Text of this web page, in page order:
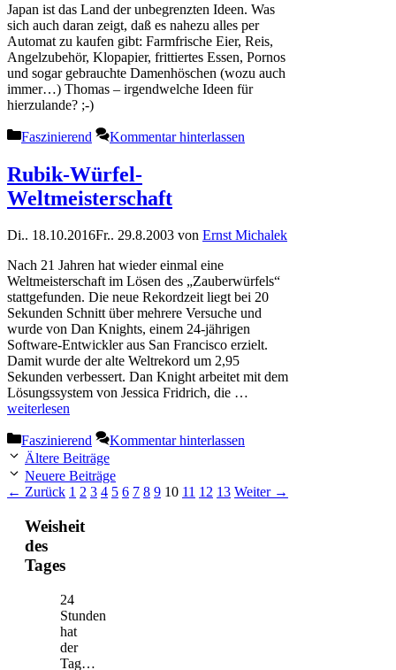
Japan ist das Land der unbegrenzten Ideen. Was
sich auch daran zeigt, daß es nahezu alles per
Automat zu kaufen gibt: Farmfrische Eier, Reis,
Angelzubehör, Klopapier, frittiertes Essen, Pornos
und sogar gebrauchte Damenhöschen (wozu auch
immer…) Thomas – irgendwelche Ideen für
hierzulande? ;-)
Kategorien
Faszinierend Kommentar hinterlassen
Rubik-Würfel-
Weltmeisterschaft
Di.. 18.10.2016Fr.. 29.8.2003 von Ernst Michalek
Nach 21 Jahren hat wieder einmal eine
Weltmeisterschaft im Lösen des „Zauberwürfels“
stattgefunden. Die neue Rekordzeit liegt bei 20
Sekunden Schnitt über mehrere Versuche und
wurde von Dan Knights, einem 24-jährigen
Software-Entwickler aus San Francisco erzielt.
Damit wurde der alte Weltrekord um 2,95
Sekunden verbessert. Dan Knight arbeitet mit dem
Lösungssystem von Jessica Fridrich, die …
weiterlesen
Kategorien
Faszinierend
Kommentar hinterlassen
Ältere Beiträge
Neuere Beiträge
← Zurück Seite
1 Seite
2 Seite
3 Seite
4 Seite
5 Seite
6 Seite
7 Seite
8 Seite
9 Seite
10 Seite
11 Seite
12 Seite
13 Weiter →
Weisheit
des
Tages
24
Stunden
hat
der
Tag…